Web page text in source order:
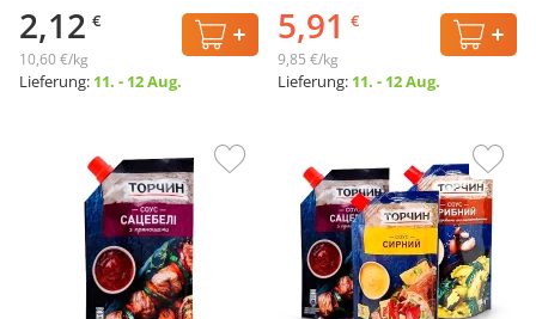
2,12 €
10,60 €/kg
Lieferung: 11. - 12 Aug.
5,91 €
9,85 €/kg
Lieferung: 11. - 12 Aug.